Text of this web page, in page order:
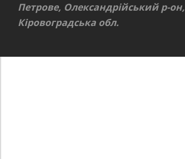
Петрове, Олександрійський р-он,
Кіровоградська обл.